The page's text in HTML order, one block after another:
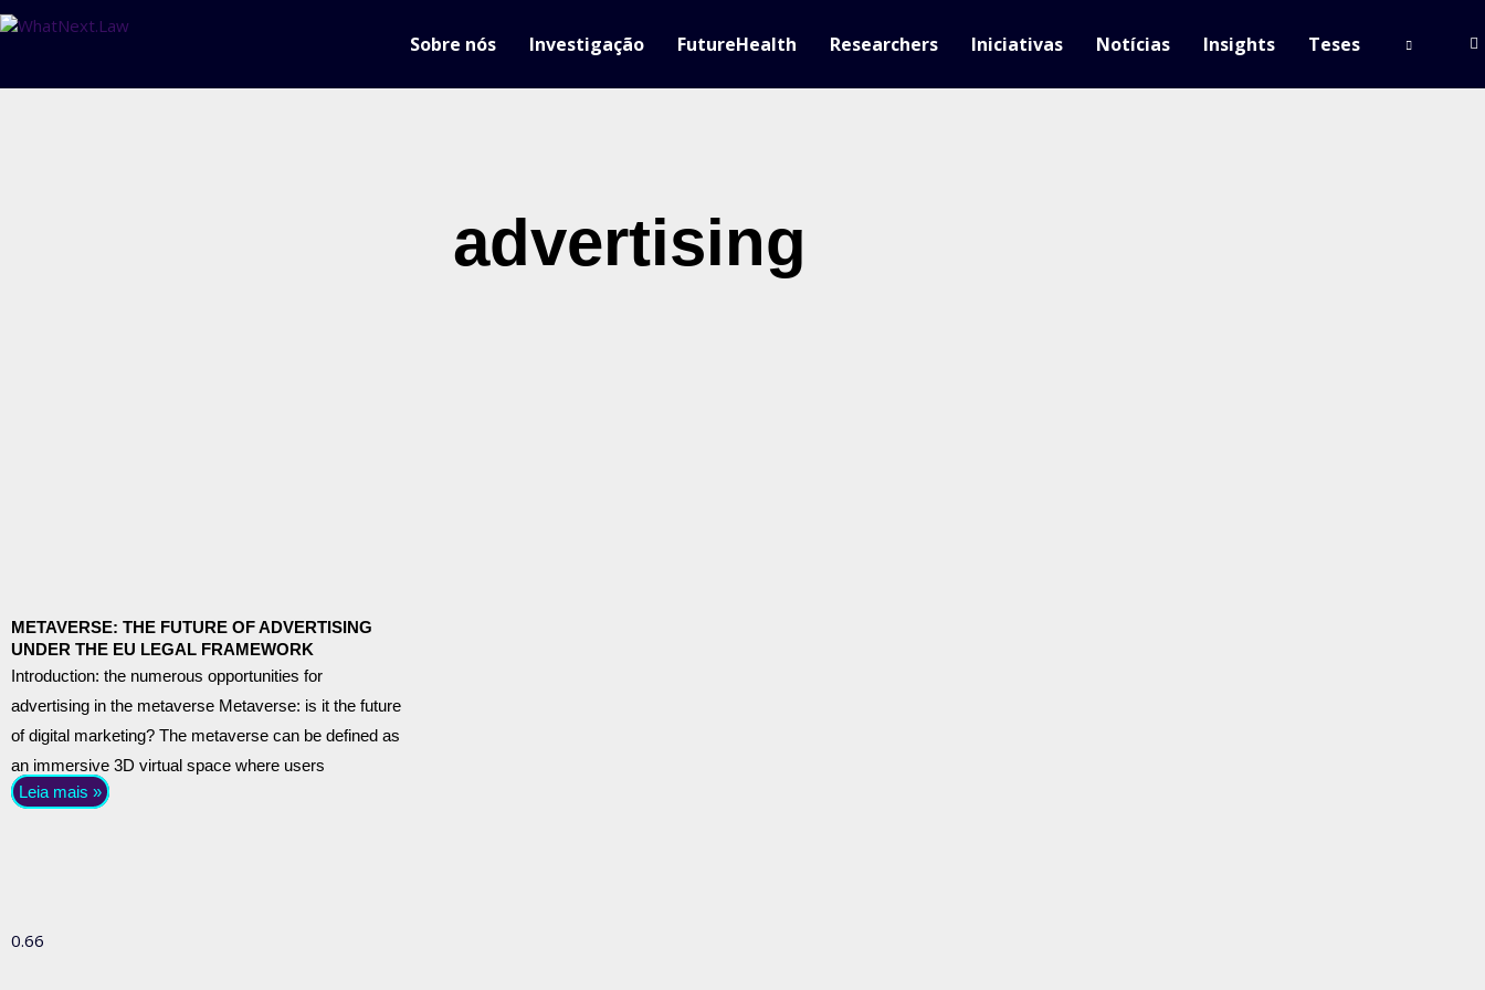
Sobre nós Investigação FutureHealth Researchers Iniciativas Notícias Insights Teses
advertising
METAVERSE: THE FUTURE OF ADVERTISING
UNDER THE EU LEGAL FRAMEWORK
Introduction: the numerous opportunities for
advertising in the metaverse Metaverse: is it the future
of digital marketing? The metaverse can be defined as
an immersive 3D virtual space where users
Leia mais »